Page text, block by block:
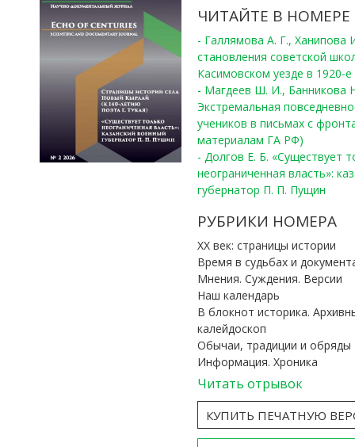
ЧИТАЙТЕ В НОМЕРЕ
- Галлямова А. Г.,
становления советской
Касимовском уезде в 1920-е
- Магдеев Ш. И., Банникова
Экстремальная
учеников в письмах с
материалам ГА РФ)
- Долгов Е. Б. «Существует
неограниченная власть»:
губернатор П. П. Пущин
РУБРИКИ НОМЕРА
ХХ век: страницы истории
Время в судьбах и
Мнения. Суждения. Версии
Наш календарь
В блокнот историка.
калейдоскоп
Обычаи, традиции и обряды
Информация. Хроника
Читать отрывок
КУПИТЬ ПЕЧАТНУЮ